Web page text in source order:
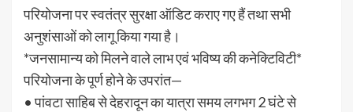
परियोजना पर स्वतंत्र सुरक्षा ऑडिट कराए गए हैं तथा सभी
अनुशंसाओं को लागू किया गया है।
*जनसामान्य को मिलने वाले लाभ एवं भविष्य की कनेक्टिविटी*
परियोजना के पूर्ण होने के उपरांत—
• पांवटा साहिब से देहरादून का यात्रा समय लगभग 2 घंटे से